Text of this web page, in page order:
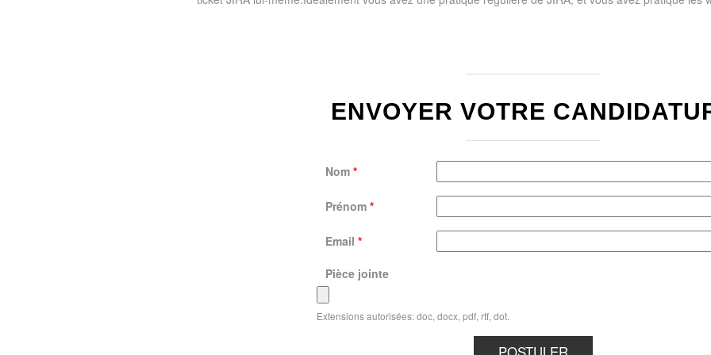
ENVOYER VOTRE
Nom *
Prénom *
Email *
Pièce jointe
Extensions autorisées: doc, docx, pdf, rtf, dot.